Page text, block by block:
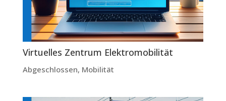
Virtuelles Zentrum Elektromobilität
Abgeschlossen, Mobilität